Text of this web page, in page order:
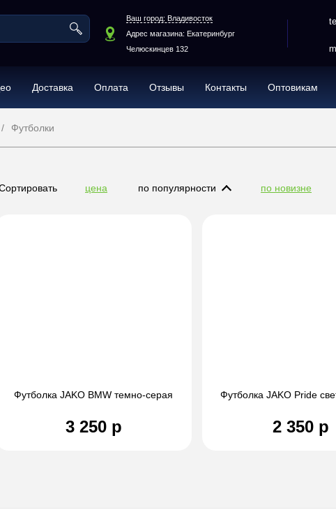
Ваш город: Владивосток
Адрес магазина: Екатеринбург
Челюскинцев 132
Доставка Оплата Отзывы Контакты Оптовикам
Футболки
цена по популярности по новизне
Футболка JAKO BMW темно-серая
3 250 р
Футболка JAKO Pride
2 350 р